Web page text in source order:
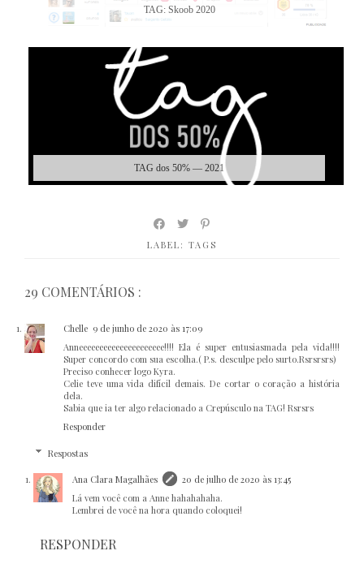
TAG: Skoob 2020
TAG dos 50% — 2021
LABEL: TAGS
29 COMENTÁRIOS :
Chelle 9 de junho de 2020 às 17:09
Anneeeeeeeeeeeeeeeeeeeee!!!! Ela é super entusiasmada pela vida!!!!
Super concordo com sua escolha.( P.s. desculpe pelo surto.Rsrsrsrs)
Preciso conhecer logo Kyra.
Celie teve uma vida difícil demais. De cortar o coração a história
dela.
Sabia que ia ter algo relacionado a Crepúsculo na TAG! Rsrsrs
Responder
Respostas
Ana Clara Magalhães
20 de julho de 2020 às 13:45
Lá vem você com a Anne hahahahaha.
Lembrei de você na hora quando coloquei!
RESPONDER